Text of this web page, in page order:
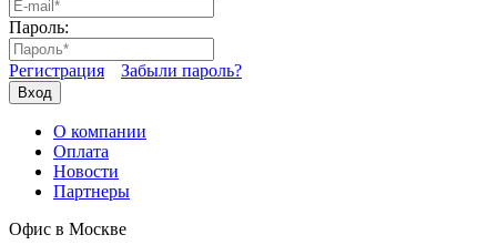
Пароль:
Регистрация Забыли пароль?
Вход
О компании
Оплата
Новости
Партнеры
Офис в Москве